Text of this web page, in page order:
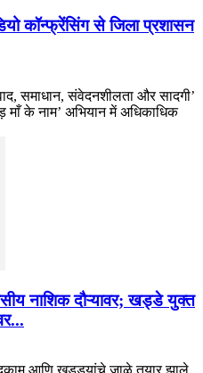
कॉन्फ्रेंसिंग से जिला प्रशासन
समाधान, संवेदनशीलता और सादगी’
माँ के नाम’ अभियान में अधिकाधिक
नाशिक दौऱ्यावर; खड्डे युक्त